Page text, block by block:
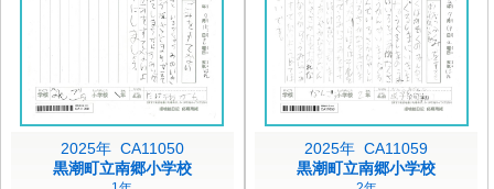
2025年 CA11050
黒潮町立南郷小学校
2025年 CA11059
黒潮町立南郷小学校